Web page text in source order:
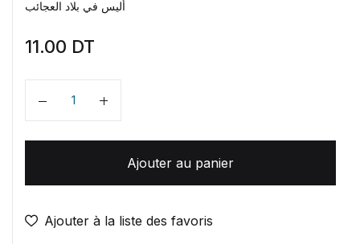
أليس في بلاد العجائب
11.00 DT
Quantité
Ajouter au panier
Ajouter à la liste des favoris